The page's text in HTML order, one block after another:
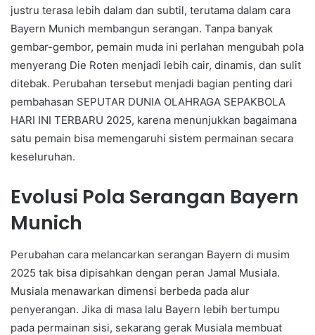
justru terasa lebih dalam dan subtil, terutama dalam cara
Bayern Munich membangun serangan. Tanpa banyak
gembar-gembor, pemain muda ini perlahan mengubah pola
menyerang Die Roten menjadi lebih cair, dinamis, dan sulit
ditebak. Perubahan tersebut menjadi bagian penting dari
pembahasan SEPUTAR DUNIA OLAHRAGA SEPAKBOLA
HARI INI TERBARU 2025, karena menunjukkan bagaimana
satu pemain bisa memengaruhi sistem permainan secara
keseluruhan.
Evolusi Pola Serangan Bayern
Munich
Perubahan cara melancarkan serangan Bayern di musim
2025 tak bisa dipisahkan dengan peran Jamal Musiala.
Musiala menawarkan dimensi berbeda pada alur
penyerangan. Jika di masa lalu Bayern lebih bertumpu
pada permainan sisi, sekarang gerak Musiala membuat